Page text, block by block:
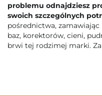
problemu odnajdziesz
swoich szczególnych
pośrednictwa, zamawiając
baz, korektorów, cieni,
brwi tej rodzimej marki.